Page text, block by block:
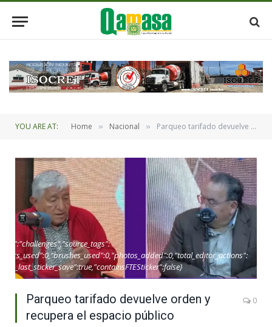
YOU ARE AT: Home » Nacional » Parqueo tarifado devuelve orden y recupera el espacio público
Parqueo tarifado devuelve orden y
recupera el espacio público
0